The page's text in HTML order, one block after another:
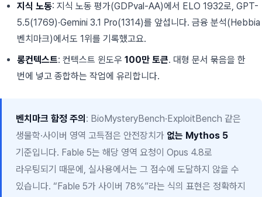
지식 노동: 지식 노동 평가(GDPval-AA)에서 ELO 1932로, GPT-
5.5(1769)·Gemini 3.1 Pro(1314)를 앞섭니다. 금융 분석(Hebbia
벤치마크)에서도 1위를 기록했고요.
롱컨텍스트: 컨텍스트 윈도우 100만 토큰. 대형 문서 묶음을 한
번에 넣고 종합하는 작업에 유리합니다.
벤치마크 함정 주의 : BioMysteryBench·ExploitBench 같은
생물학·사이버 영역 고득점은 안전장치가 없는 Mythos 5
기준입니다. Fable 5는 해당 영역 요청이 Opus 4.8로
라우팅되기 때문에, 실사용에서는 그 점수에 도달하지 않을 수
있습니다. “Fable 5가 사이버 78%”라는 식의 표현은 정확하지